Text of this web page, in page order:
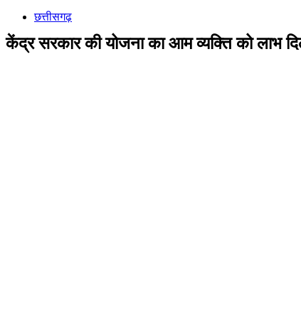
छत्तीसगढ़
केंद्र सरकार की योजना का आम व्यक्ति को लाभ